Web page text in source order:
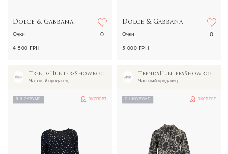
Dolce & Gabbana
0
Очки
4 500 ГРН
Dolce & Gabbana
0
Очки
5 000 ГРН
TrendsHuntersShowroom
Частный продавец
В ШОУРУМЕ ЭКСПЕРТ
TrendsHuntersShowroom
Частный продавец
В ШОУРУМЕ ЭКСПЕРТ